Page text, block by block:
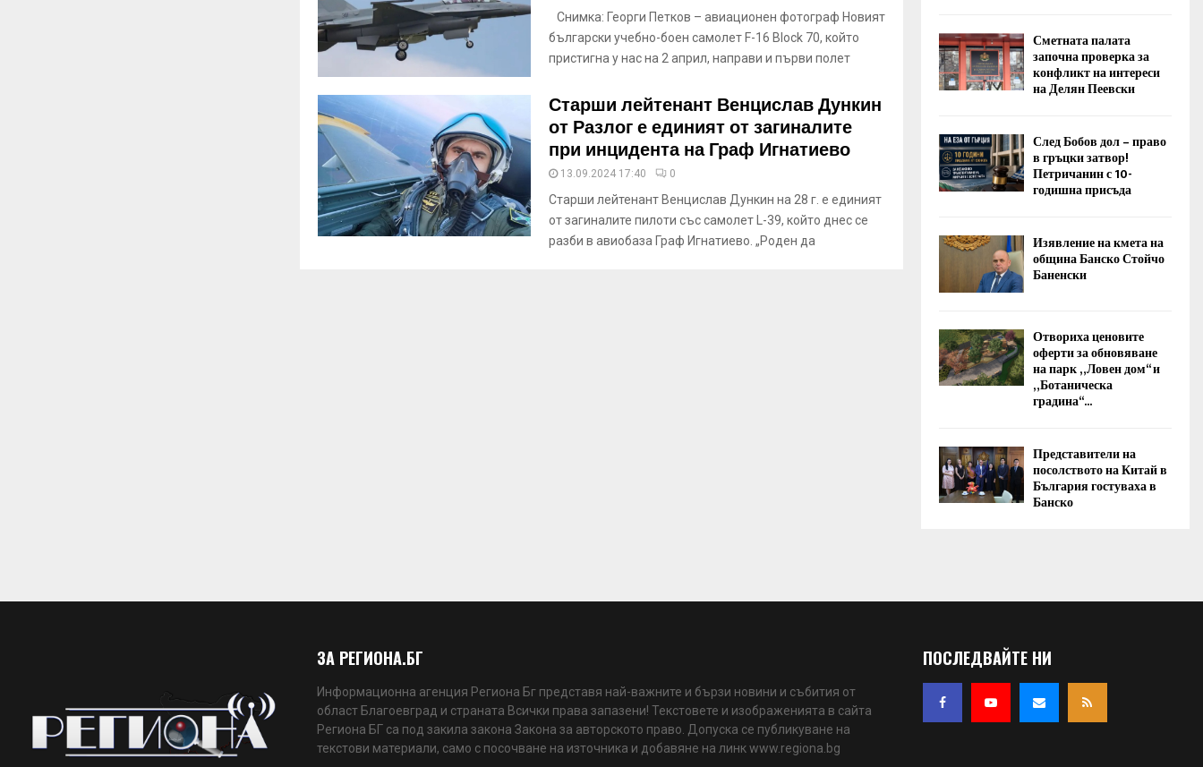
Снимка: Георги Петков – авиационен фотограф Новият
български учебно-боен самолет F-16 Block 70, който
пристигна у нас на 2 април, направи и първи полет
Старши лейтенант Венцислав Дункин
от Разлог е единият от загиналите
при инцидента на Граф Игнатиево
13.09.2024 17:40 0
Старши лейтенант Венцислав Дункин на 28 г. е единият
от загиналите пилоти със самолет L-39, който днес се
разби в авиобаза Граф Игнатиево. „Роден да
Сметната палата
започна проверка за
конфликт на интереси
на Делян Пеевски
След Бобов дол – право
в гръцки затвор!
Петричанин с 10-
годишна присъда
Изявление на кмета на
община Банско Стойчо
Баненски
Отвориха ценовите
оферти за обновяване
на парк „Ловен дом“ и
„Ботаническа
градина“...
Представители на
посолството на Китай в
България гостуваха в
Банско
ЗА РЕГИОНА.БГ
Информационна агенция Региона Бг представя най-важните и бързи новини и събития от
област Благоевград и страната Всички права запазени! Текстовете и изображенията в сайта
Региона БГ са под закила закона Закона за авторското право. Допуска се публикуване на
текстови материали, само с посочване на източника и добавяне на линк www.regiona.bg
ПОСЛЕДВАЙТЕ НИ